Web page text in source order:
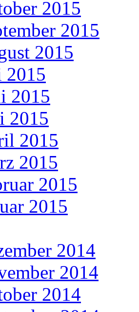
2015
2015
2015
2015
2015
2015
2015
2015
2015
2015
2014
2014
2014